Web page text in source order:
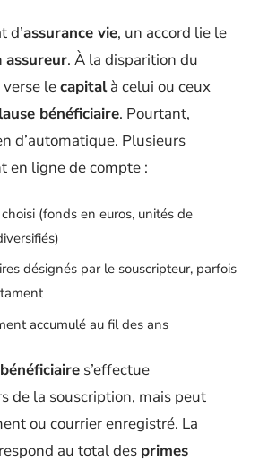
d’assurance vie, un accord lie le
assureur. À la disparition du
lecapitalà celui ou ceux
bénéficiaire. Pourtant,
d’automatique. Plusieurs
en ligne de compte :
(fonds en euros, unités de
désignés par le souscripteur, parfois
accumulé au fil des ans
bénéficiaire s’effectue
de la souscription, mais peut
ou courrier enregistré. La
au total des primes